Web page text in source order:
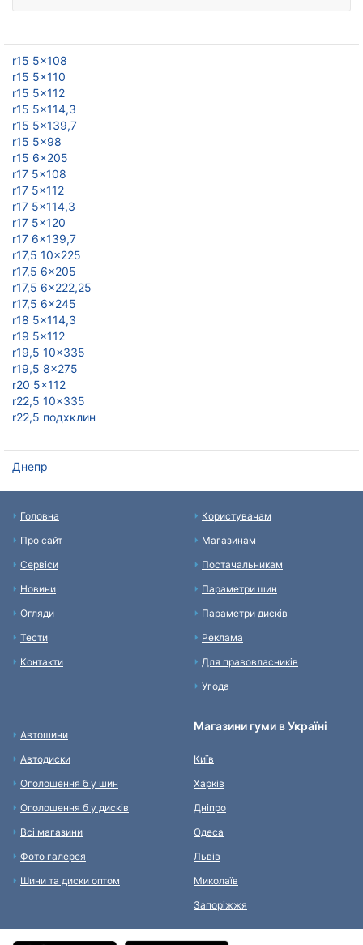
r15 5x108
r15 5x110
r15 5x112
r15 5x114,3
r15 5x139,7
r15 5x98
r15 6x205
r17 5x108
r17 5x112
r17 5x114,3
r17 5x120
r17 6x139,7
r17,5 10x225
r17,5 6x205
r17,5 6x222,25
r17,5 6x245
r18 5x114,3
r19 5x112
r19,5 10x335
r19,5 8x275
r20 5x112
r22,5 10x335
r22,5 подxклин
Днепр
Головна
Про сайт
Сервіси
Новини
Огляди
Тести
Контакти
Користувачам
Магазинам
Постачальникам
Параметри шин
Параметри дисків
Реклама
Для правовласників
Угода
Автошини
Автодиски
Оголошення б у шин
Оголошення б у дисків
Всі магазини
Фото галерея
Шини та диски оптом
Магазини гуми в Україні
Київ
Харків
Дніпро
Одеса
Львів
Миколаїв
Запоріжжя